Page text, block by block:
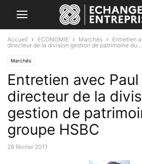
Accueil ECONOMIE Marchés
Entretien
directeur de la division gestion de patrimoine du...
Marchés
Entretien avec
directeur de la
gestion de
groupe HSBC
28 février 2011